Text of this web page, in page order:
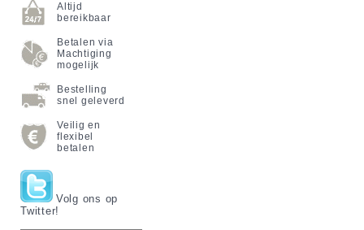
Altijd
bereikbaar
Betalen via
Machtiging
mogelijk
Bestelling
snel geleverd
Veilig en
flexibel
betalen
Volg ons op
Twitter!